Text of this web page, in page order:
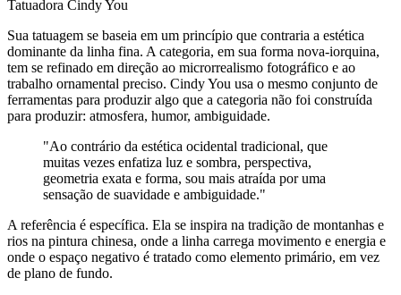
Tatuadora Cindy You
Sua tatuagem se baseia em um princípio que contraria a estética
dominante da linha fina. A categoria, em sua forma nova-iorquina,
tem se refinado em direção ao microrrealismo fotográfico e ao
trabalho ornamental preciso. Cindy You usa o mesmo conjunto de
ferramentas para produzir algo que a categoria não foi construída
para produzir: atmosfera, humor, ambiguidade.
"Ao contrário da estética ocidental tradicional, que
muitas vezes enfatiza luz e sombra, perspectiva,
geometria exata e forma, sou mais atraída por uma
sensação de suavidade e ambiguidade."
A referência é específica. Ela se inspira na tradição de montanhas e
rios na pintura chinesa, onde a linha carrega movimento e energia e
onde o espaço negativo é tratado como elemento primário, em vez
de plano de fundo.